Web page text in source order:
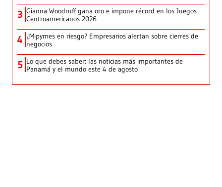
3 Gianna Woodruff gana oro e impone récord en los Juegos
Centroamericanos 2026
4 ¿Mipymes en riesgo? Empresarios alertan sobre cierres de
negocios
5 Lo que debes saber: las noticias más importantes de
Panamá y el mundo este 4 de agosto